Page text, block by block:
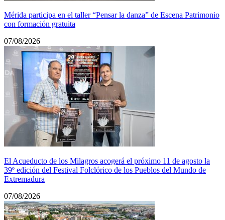
Mérida participa en el taller “Pensar la danza” de Escena Patrimonio
con formación gratuita
07/08/2026
El Acueducto de los Milagros acogerá el próximo 11 de agosto la
39º edición del Festival Folclórico de los Pueblos del Mundo de
Extremadura
07/08/2026